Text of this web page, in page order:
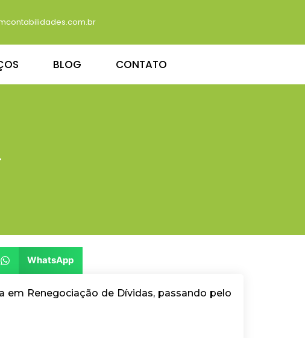
BLOG CONTATO
WhatsApp
em Renegociação de Dívidas, passando pelo